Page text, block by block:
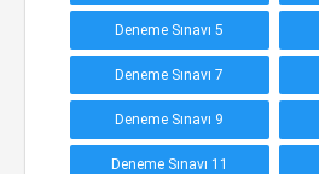
Deneme Sınavı 5
Deneme Sınavı 7
Deneme Sınavı 9
Deneme Sınavı 11